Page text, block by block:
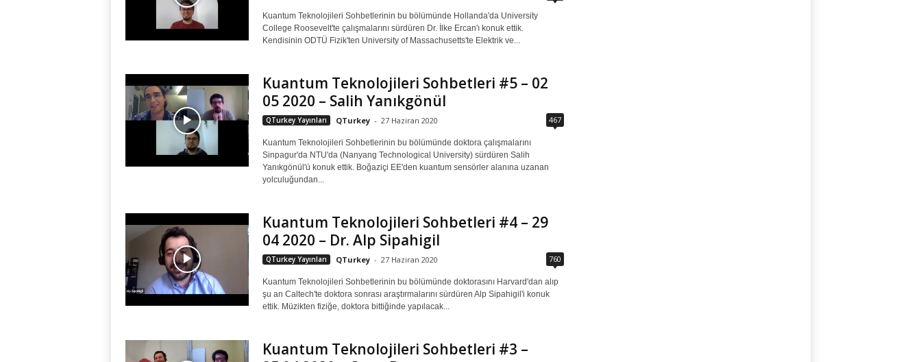
Kuantum Teknolojileri Sohbetlerinin bu bölümünde Hollanda'da University
College Roosevelt'te çalışmalarını sürdüren Dr. İlke Ercan'ı konuk ettik.
Kendisinin ODTÜ Fizik'ten University of Massachusetts'te Elektrik ve...
Kuantum Teknolojileri Sohbetleri #5 – 02
05 2020 – Salih Yanıkgönül
QTurkey Yayınları QTurkey - 27 Haziran 2020 467
Kuantum Teknolojileri Sohbetlerinin bu bölümünde doktora çalışmalarını
Sinpagur'da NTU'da (Nanyang Technological University) sürdüren Salih
Yanıkgönül'ü konuk ettik. Boğaziçi EE'den kuantum sensörler alanına uzanan
yolculuğundan...
Kuantum Teknolojileri Sohbetleri #4 – 29
04 2020 – Dr. Alp Sipahigil
QTurkey Yayınları QTurkey - 27 Haziran 2020 760
Kuantum Teknolojileri Sohbetlerinin bu bölümünde doktorasını Harvard'dan alıp
şu an Caltech'te doktora sonrası araştırmalarını sürdüren Alp Sipahigil'i konuk
ettik. Müzikten fiziğe, doktora bittiğinde yapılacak...
Kuantum Teknolojileri Sohbetleri #3 –